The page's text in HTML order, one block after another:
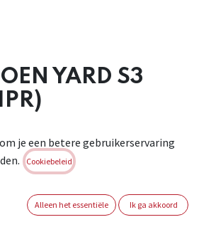
YARD S3
aluminium 200J neus
van een ademende,
bestand tegen oliën en zuren.
in polyurethaan met textiel laag.
je een betere gebruikerservaring
Cookiebeleid
Alleen het essentiële Ik ga akkoord